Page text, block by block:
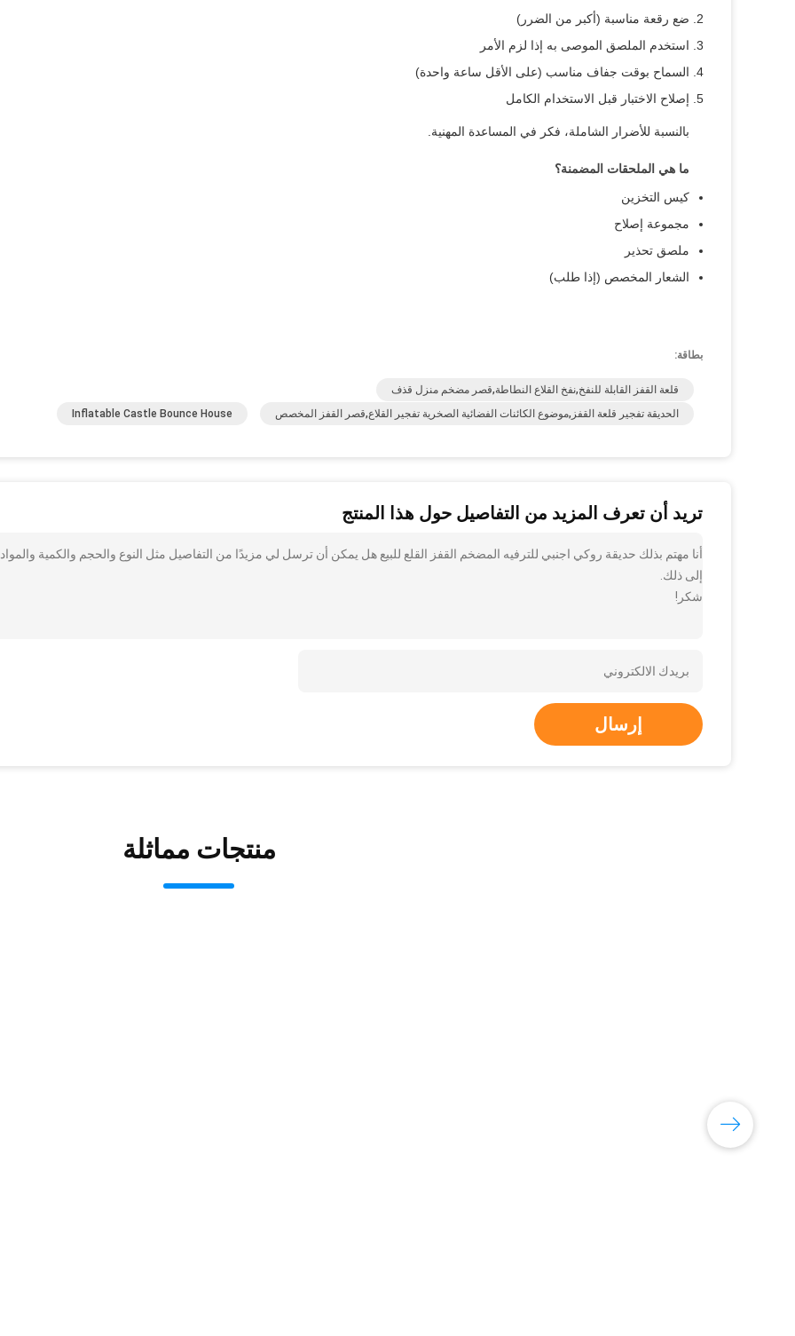
ضع رقعة مناسبة (أكبر من الضرر)
استخدم الملصق الموصى به إذا لزم الأمر
السماح بوقت جفاف مناسب (على الأقل ساعة واحدة)
إصلاح الاختبار قبل الاستخدام الكامل
بالنسبة للأضرار الشاملة، فكر في المساعدة المهنية.
ما هي الملحقات المضمنة؟
كيس التخزين
مجموعة إصلاح
ملصق تحذير
الشعار المخصص (إذا طلب)
بطاقة:
قلعة القفز القابلة للنفخ,نفخ القلاع النطاطة,قصر مضخم منزل قذف
الحديقة تفجير قلعة القفز,موضوع الكائنات الفضائية الصخرية تفجير القلاع,قصر القفز المخصص
Inflatable Castle Bounce House
تريد أن تعرف المزيد من التفاصيل حول هذا المنتج
أنا مهتم بذلك حديقة روكي اجنبي للترفيه المضخم القفز القلع للبيع هل يمكن أن ترسل لي مزيدًا من التفاصيل مثل النوع والحجم والكمية
إلى ذلك.
شكر!
إرسال
منتجات مماثلة